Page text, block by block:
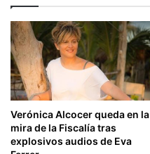
Verónica Alcocer queda en la
mira de la Fiscalía tras
explosivos audios de Eva